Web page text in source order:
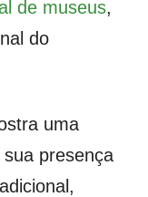
de museus,
do
uma
presença